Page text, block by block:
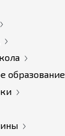
образование